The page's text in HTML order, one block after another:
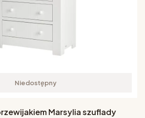
Niedostępny
Marsylia szuflady